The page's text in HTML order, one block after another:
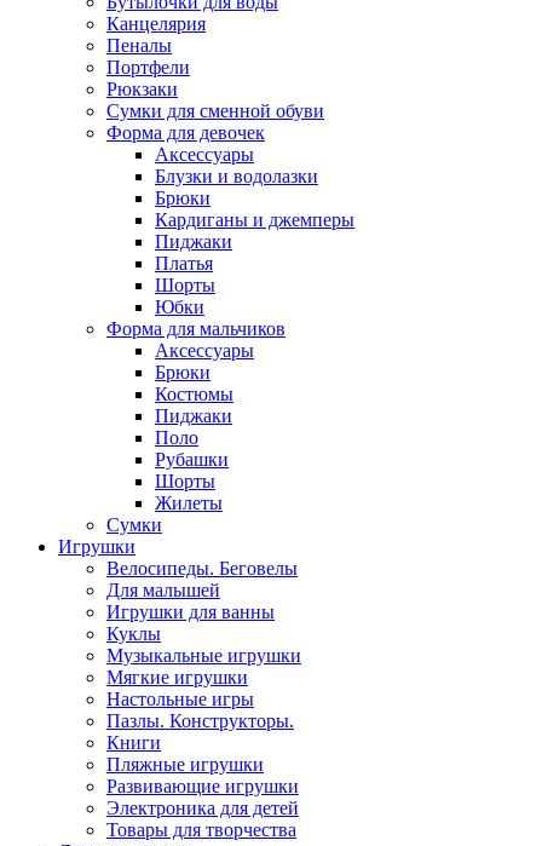
Канцелярия
Пеналы
Портфели
Рюкзаки
Сумки для сменной обуви
Форма для девочек
Аксессуары
Блузки и водолазки
Брюки
Кардиганы и джемперы
Пиджаки
Платья
Шорты
Юбки
Форма для мальчиков
Аксессуары
Брюки
Костюмы
Пиджаки
Поло
Рубашки
Шорты
Жилеты
Сумки
Игрушки
Велосипеды. Беговелы
Для малышей
Игрушки для ванны
Куклы
Музыкальные игрушки
Мягкие игрушки
Настольные игры
Пазлы. Конструкторы.
Книги
Пляжные игрушки
Развивающие игрушки
Электроника для детей
Товары для творчества